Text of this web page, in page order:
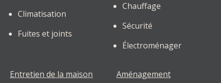
Climatisation
Fuites et joints
Chauffage
Sécurité
Électroménager
Entretien de la maison
Aménagement